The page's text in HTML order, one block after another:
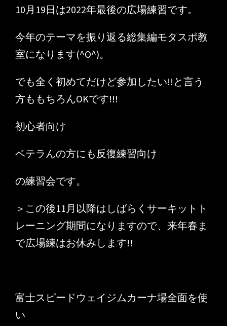
10月19日は2022年最後の広場練習です。
今年のテーマを振り返る総集編モタスポ教
室になります(^O^)。
でも全く初めてだけど参加したい!!と言う
方ももちろんOKです!!!
初心者向け
ベテラんの方にも反復練習向け
の練習会です。
＞この後11月以降はしばらくサーキットト
レーニング期間になりますので、来年春ま
で広場練はお休みします!!
富士スピードウェイジムカーナ場全面を使
い